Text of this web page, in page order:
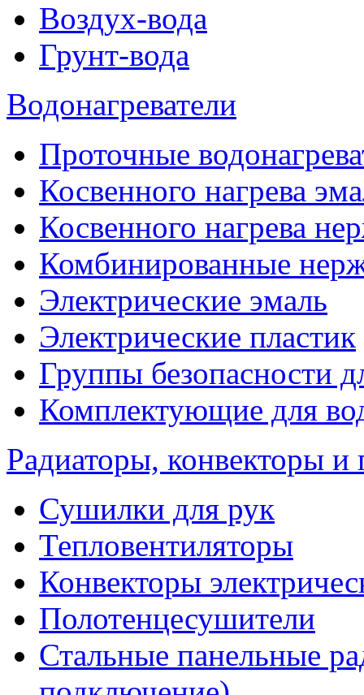
Воздух-вода
Грунт-вода
Водонагреватели
Проточные
Косвенного нагрева
Косвенного нагрева
Комбинированные
Электрические эмаль
Электрические пластик
Группы безопасности
Комплектующие для
Радиаторы, конвекторы и
Сушилки для рук
Тепловентиляторы
Конвекторы
Полотенцесушители
Стальные панельные